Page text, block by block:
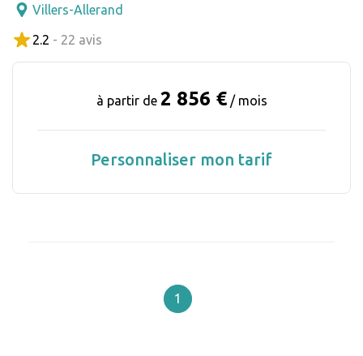
Villers-Allerand
2.2 - 22 avis
à partir de 2 856 € / mois
Personnaliser mon tarif
1